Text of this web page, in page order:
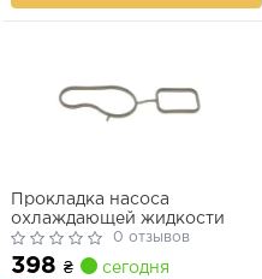
Прокладка насоса
охлаждающей жидкости
0 отзывов
398 ₴
сегодня